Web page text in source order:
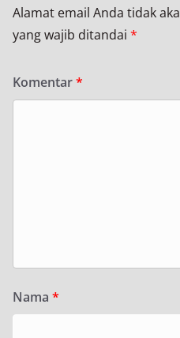
Alamat email Anda tidak
yang wajib ditandai *
Komentar*
Nama *